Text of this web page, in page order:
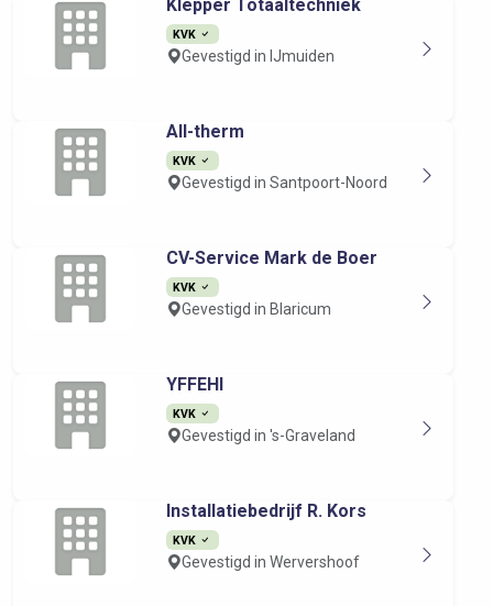
Klepper Totaaltechniek
KVK
Gevestigd in IJmuiden
All-therm
KVK
Gevestigd in Santpoort-Noord
CV-Service Mark de Boer
KVK
Gevestigd in Blaricum
YFFEHI
KVK
Gevestigd in 's-Graveland
Installatiebedrijf R. Kors
KVK
Gevestigd in Wervershoof